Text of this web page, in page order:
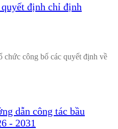
định chỉ định
công bố các quyết định về
dẫn công tác bầu
- 2031